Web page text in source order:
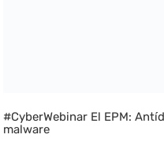
#CyberWebinar El EPM:
malware